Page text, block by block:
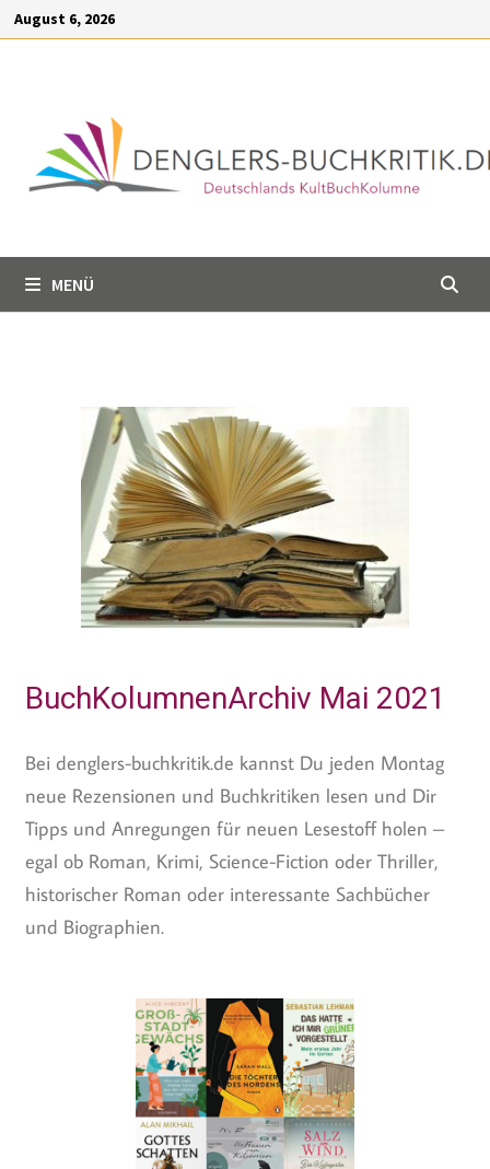
springen
August 6, 2026
MENÜ
BuchKolumnenArchiv Mai 2021
Bei denglers-buchkritik.de kannst Du jeden Montag
neue Rezensionen und Buchkritiken lesen und Dir
Tipps und Anregungen für neuen Lesestoff holen –
egal ob Roman, Krimi, Science-Fiction oder Thriller,
historischer Roman oder interessante Sachbücher
und Biographien.